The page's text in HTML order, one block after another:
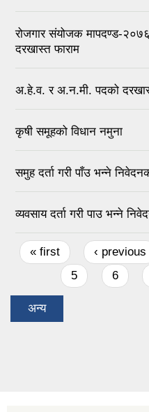
रोजगार संयोजक मापदण्ड-
दरखास्त फाराम
अ.हे.व. र अ.न.मी. पदको
कृषी समूहको विधान नमुना
समुह दर्ता गरी पाँउ भन्ने
व्यवसाय दर्ता गरी पाउ भन्ने
Pages
« first ‹ previous
5
6
अन्य